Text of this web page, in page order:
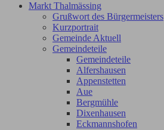
Markt Thalmässing
Grußwort des Bürgermeisters
Kurzportrait
Gemeinde Aktuell
Gemeindeteile
Gemeindeteile
Alfershausen
Appenstetten
Aue
Bergmühle
Dixenhausen
Eckmannshofen